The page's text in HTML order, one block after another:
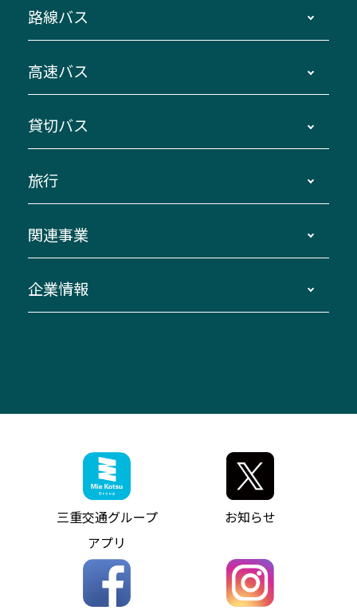
路線バス
主要停留所案内図・時刻表
路線バスのご利用方法
三重交通接近情報バスロケーションシステム
ダイヤ改正情報
迂回・休止について
臨時バスについて
伊勢二見鳥羽周遊バスCANばす
「みえブルーライン」（三重大学病院直通バ
神都ライナー
ミジュマルのラッピングバス（鈴鹿管内）
参宮バス
神都バス
パールシャトル
バス情報の見える化
コミュニティバス
高速バス
南紀・VISON～横浜・東京・埼玉
伊賀～名古屋
南紀～VISON～名古屋
湯の山温泉～名古屋
桑名・長島温泉・金城ふ頭駅～中部国際空港
（休止中）
お客様駐車場のご案内
アイコンの説明
インターネット予約
よくあるご質問
お問い合わせ
貸切バス
貸切バスのご利用について
お問い合わせ
旅行
貸切バス団体旅行
美し国周遊ばす
関連事業
自家用自動車車両運行管理
ザ・バスコレクション三重交通バスセット
三重交通公式グッズ
企業情報
ファンコーナー
お問い合わせ
お知らせ・最新情報一覧
ニュースリリース
お問い合わせ
個人情報保護方針
三重交通グループ
アプリ
お知らせ